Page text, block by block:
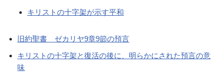
キリストの十字架が示す平和
旧約聖書 ゼカリヤ9章9節の預言
キリストの十字架と復活の後に、明らかにされた預言の意
味